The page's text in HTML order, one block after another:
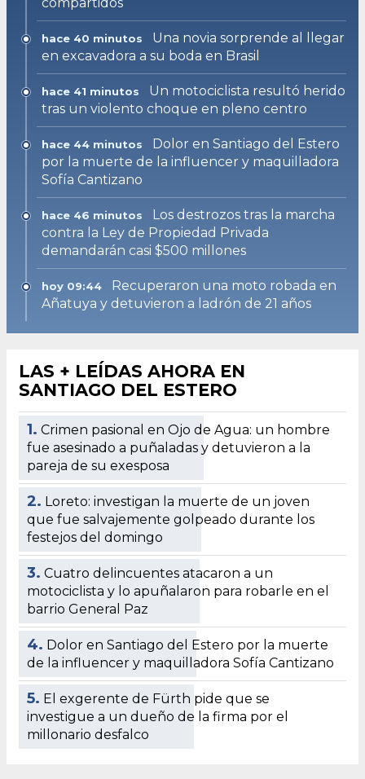
hace 40 minutos
Una novia sorprende al llegar
en excavadora a su boda en Brasil
hace 41 minutos
Un motociclista resultó herido
tras un violento choque en pleno centro
hace 44 minutos
Dolor en Santiago del Estero
por la muerte de la influencer y maquilladora
Sofía Cantizano
hace 46 minutos
Los destrozos tras la marcha
contra la Ley de Propiedad Privada
demandarán casi $500 millones
hoy 09:44
Recuperaron una moto robada en
Añatuya y detuvieron a ladrón de 21 años
LAS + LEÍDAS AHORA EN
SANTIAGO DEL ESTERO
1. Crimen pasional en Ojo de Agua: un hombre
fue asesinado a puñaladas y detuvieron a la
pareja de su exesposa
2. Loreto: investigan la muerte de un joven
que fue salvajemente golpeado durante los
festejos del domingo
3. Cuatro delincuentes atacaron a un
motociclista y lo apuñalaron para robarle en el
barrio General Paz
4. Dolor en Santiago del Estero por la muerte
de la influencer y maquilladora Sofía Cantizano
5. El exgerente de Fürth pide que se
investigue a un dueño de la firma por el
millonario desfalco